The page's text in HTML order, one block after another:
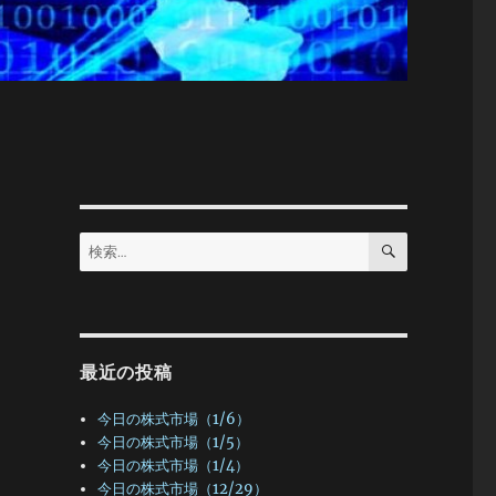
検
索:
検
最近の投稿
今日の株式市場（1/6）
今日の株式市場（1/5）
今日の株式市場（1/4）
今日の株式市場（12/29）